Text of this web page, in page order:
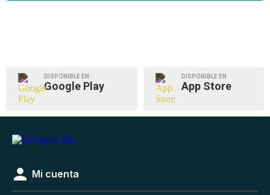
DISPONIBLE EN
Google Play
DISPONIBLE EN
App Store
Mi cuenta